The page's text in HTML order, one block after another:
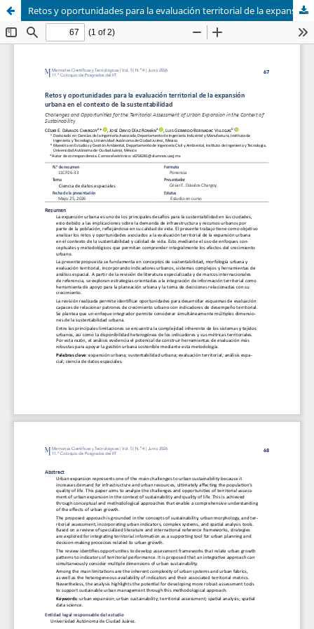
Retos y oportunidades para la evaluación territorial de la expansión urbana en el contexto de la sustentabilidad